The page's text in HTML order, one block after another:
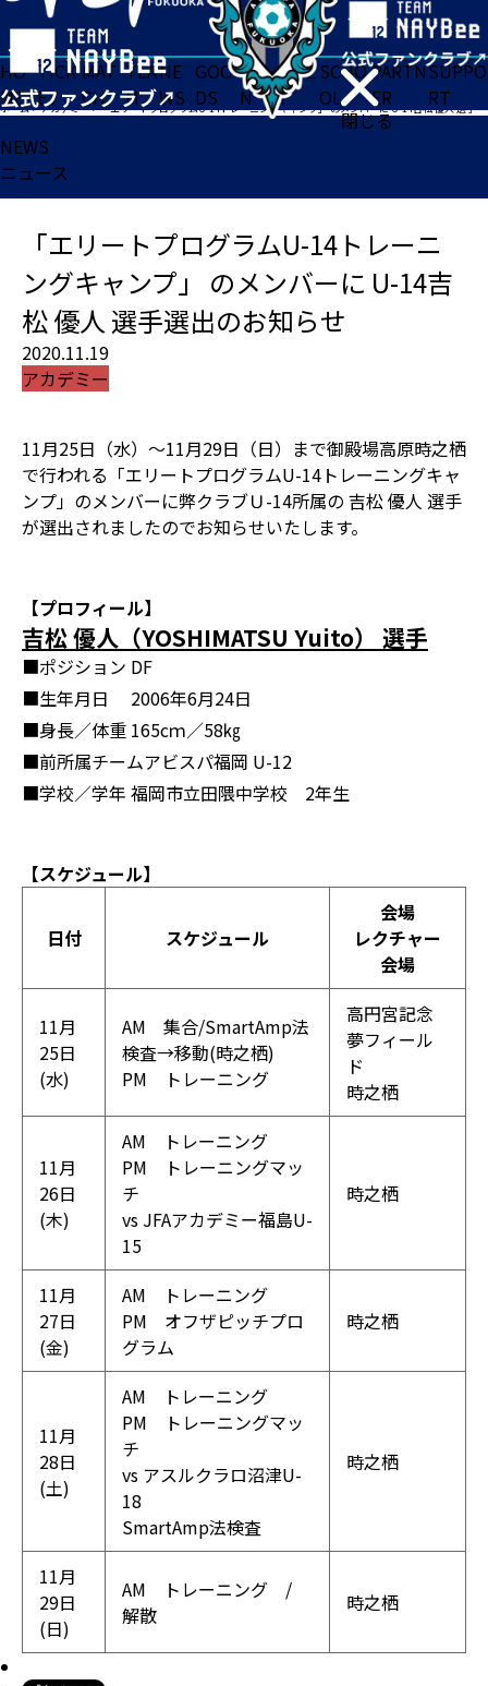
閉じる
HO
ME
TICK
ET
MAT
CH
TEA
M
NE
WS
GOO
DS
FA
N
ACADE
MY
SCHO
OL
PARTN
ER
SUPPO
RT
ホーム>アカデミー>「エリートプログラムU-14トレーニングキャンプ」 のメンバーに U-14吉松 優人 選手選出のお知らせ
NEWS
ニュース
「エリートプログラムU-14トレーニ
ングキャンプ」 のメンバーに U-14吉
松 優人 選手選出のお知らせ
2020.11.19
アカデミー
11月25日（水）～11月29日（日）まで御殿場高原時之栖
で行われる「エリートプログラムU-14トレーニングキャ
ンプ」のメンバーに弊クラブＵ-14所属の 吉松 優人 選手
が選出されましたのでお知らせいたします。
【プロフィール】
吉松 優人（YOSHIMATSU Yuito） 選手
■ポジション DF
■生年月日
2006年6月24日
■身長／体重 165cｍ／58㎏
■前所属チームアビスパ福岡 U-12
■学校／学年 福岡市立田隈中学校 2年生
【スケジュール】
日付 スケジュール
会場
レクチャー
会場
11月
25日
(水)
AM 集合/SmartAmp法
検査→移動(時之栖)
PM トレーニング
高円宮記念
夢フィール
ド
時之栖
11月
26日
(木)
AM トレーニング
PM トレーニングマッ
チ
vs JFAアカデミー福島U-
15
時之栖
11月
27日
(金)
AM トレーニング
PM オフザピッチプロ
グラム
時之栖
11月
28日
(土)
AM トレーニング
PM トレーニングマッ
チ
vs アスルクラロ沼津U-
18
SmartAmp法検査
時之栖
11月
29日
(日)
AM トレーニング /
解散
時之栖